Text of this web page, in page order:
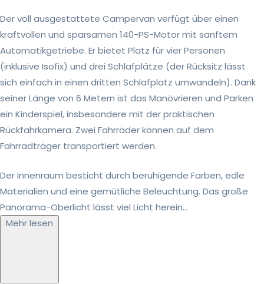
Der voll ausgestattete Campervan verfügt über einen
kraftvollen und sparsamen 140-PS-Motor mit sanftem
Automatikgetriebe. Er bietet Platz für vier Personen
(inklusive Isofix) und drei Schlafplätze (der Rücksitz lässt
sich einfach in einen dritten Schlafplatz umwandeln). Dank
seiner Länge von 6 Metern ist das Manövrieren und Parken
ein Kinderspiel, insbesondere mit der praktischen
Rückfahrkamera. Zwei Fahrräder können auf dem
Fahrradträger transportiert werden.
Der Innenraum besticht durch beruhigende Farben, edle
Materialien und eine gemütliche Beleuchtung. Das große
Panorama-Oberlicht lässt viel Licht herein...
Mehr lesen